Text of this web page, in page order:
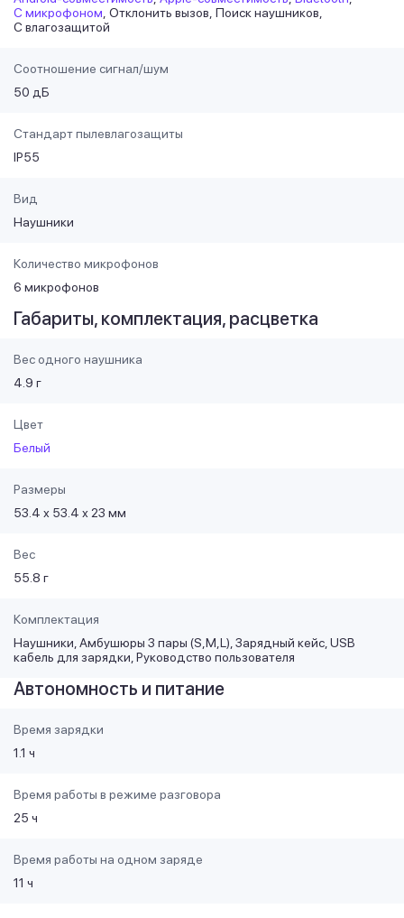
С микрофоном Отклонить вызов Поиск наушников
С влагозащитой
Соотношение сигнал/шум
50 дБ
Стандарт пылевлагозащиты
IP55
Вид
Наушники
Количество микрофонов
6 микрофонов
Габариты, комплектация, расцветка
Вес одного наушника
4.9 г
Цвет
Белый
Размеры
53.4 х 53.4 х 23 мм
Вес
55.8 г
Комплектация
Наушники, Амбушюры 3 пары (S,M,L), Зарядный кейс, USB
кабель для зарядки, Руководство пользователя
Автономность и питание
Время зарядки
1.1 ч
Время работы в режиме разговора
25 ч
Время работы на одном заряде
11 ч